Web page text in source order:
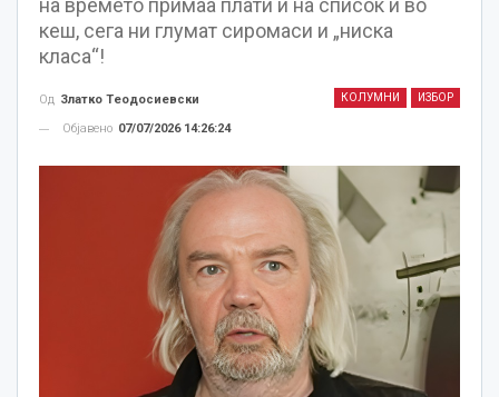
на времето примаа плати и на список и во
кеш, сега ни глумат сиромаси и „ниска
класа“!
КОЛУМНИ ИЗБОР
Од Златко Теодосиевски
Објавено 07/07/2026 14:26:24